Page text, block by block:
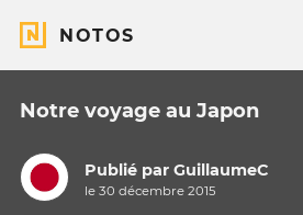
NOTOS
Notre voyage au Japon
Publié parGuillaumeC
le 30 décembre 2015